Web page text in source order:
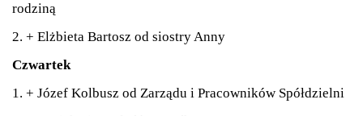
rodziną
2. + Elżbieta Bartosz od siostry Anny
Czwartek
1. + Józef Kolbusz od Zarządu i Pracowników Spółdzielni